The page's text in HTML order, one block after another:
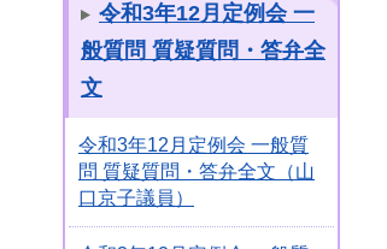
令和3年12月定例会 一
般質問 質疑質問・答弁全
文
令和3年12月定例会 一般質
問 質疑質問・答弁全文（山
口京子議員）